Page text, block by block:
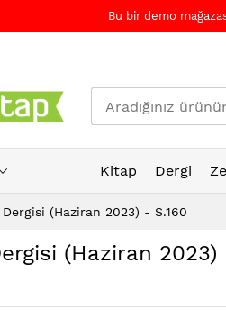
Bu bir demo
Kitap Dergi
(Haziran 2023) - S.160
(Haziran 2023)